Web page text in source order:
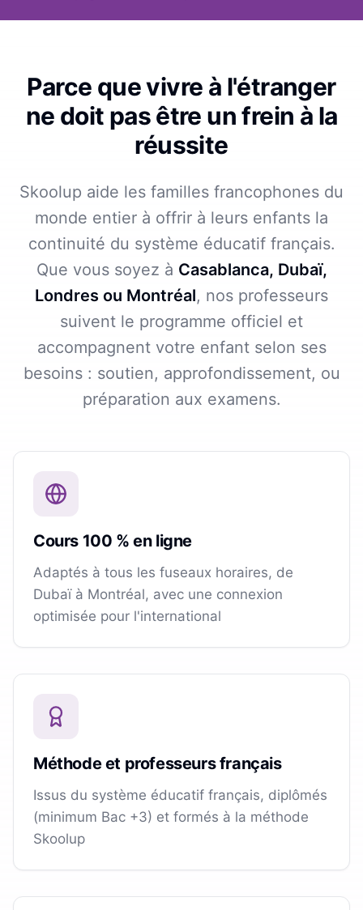
Parce que vivre à l'étranger
ne doit pas être un frein à la
réussite
Skoolup aide les familles francophones du
monde entier à offrir à leurs enfants la
continuité du système éducatif français.
Que vous soyez à Casablanca, Dubaï,
Londres ou Montréal, nos professeurs
suivent le programme officiel et
accompagnent votre enfant selon ses
besoins : soutien, approfondissement, ou
préparation aux examens.
Cours 100 % en ligne
Adaptés à tous les fuseaux horaires, de
Dubaï à Montréal, avec une connexion
optimisée pour l'international
Méthode et professeurs français
Issus du système éducatif français, diplômés
(minimum Bac +3) et formés à la méthode
Skoolup